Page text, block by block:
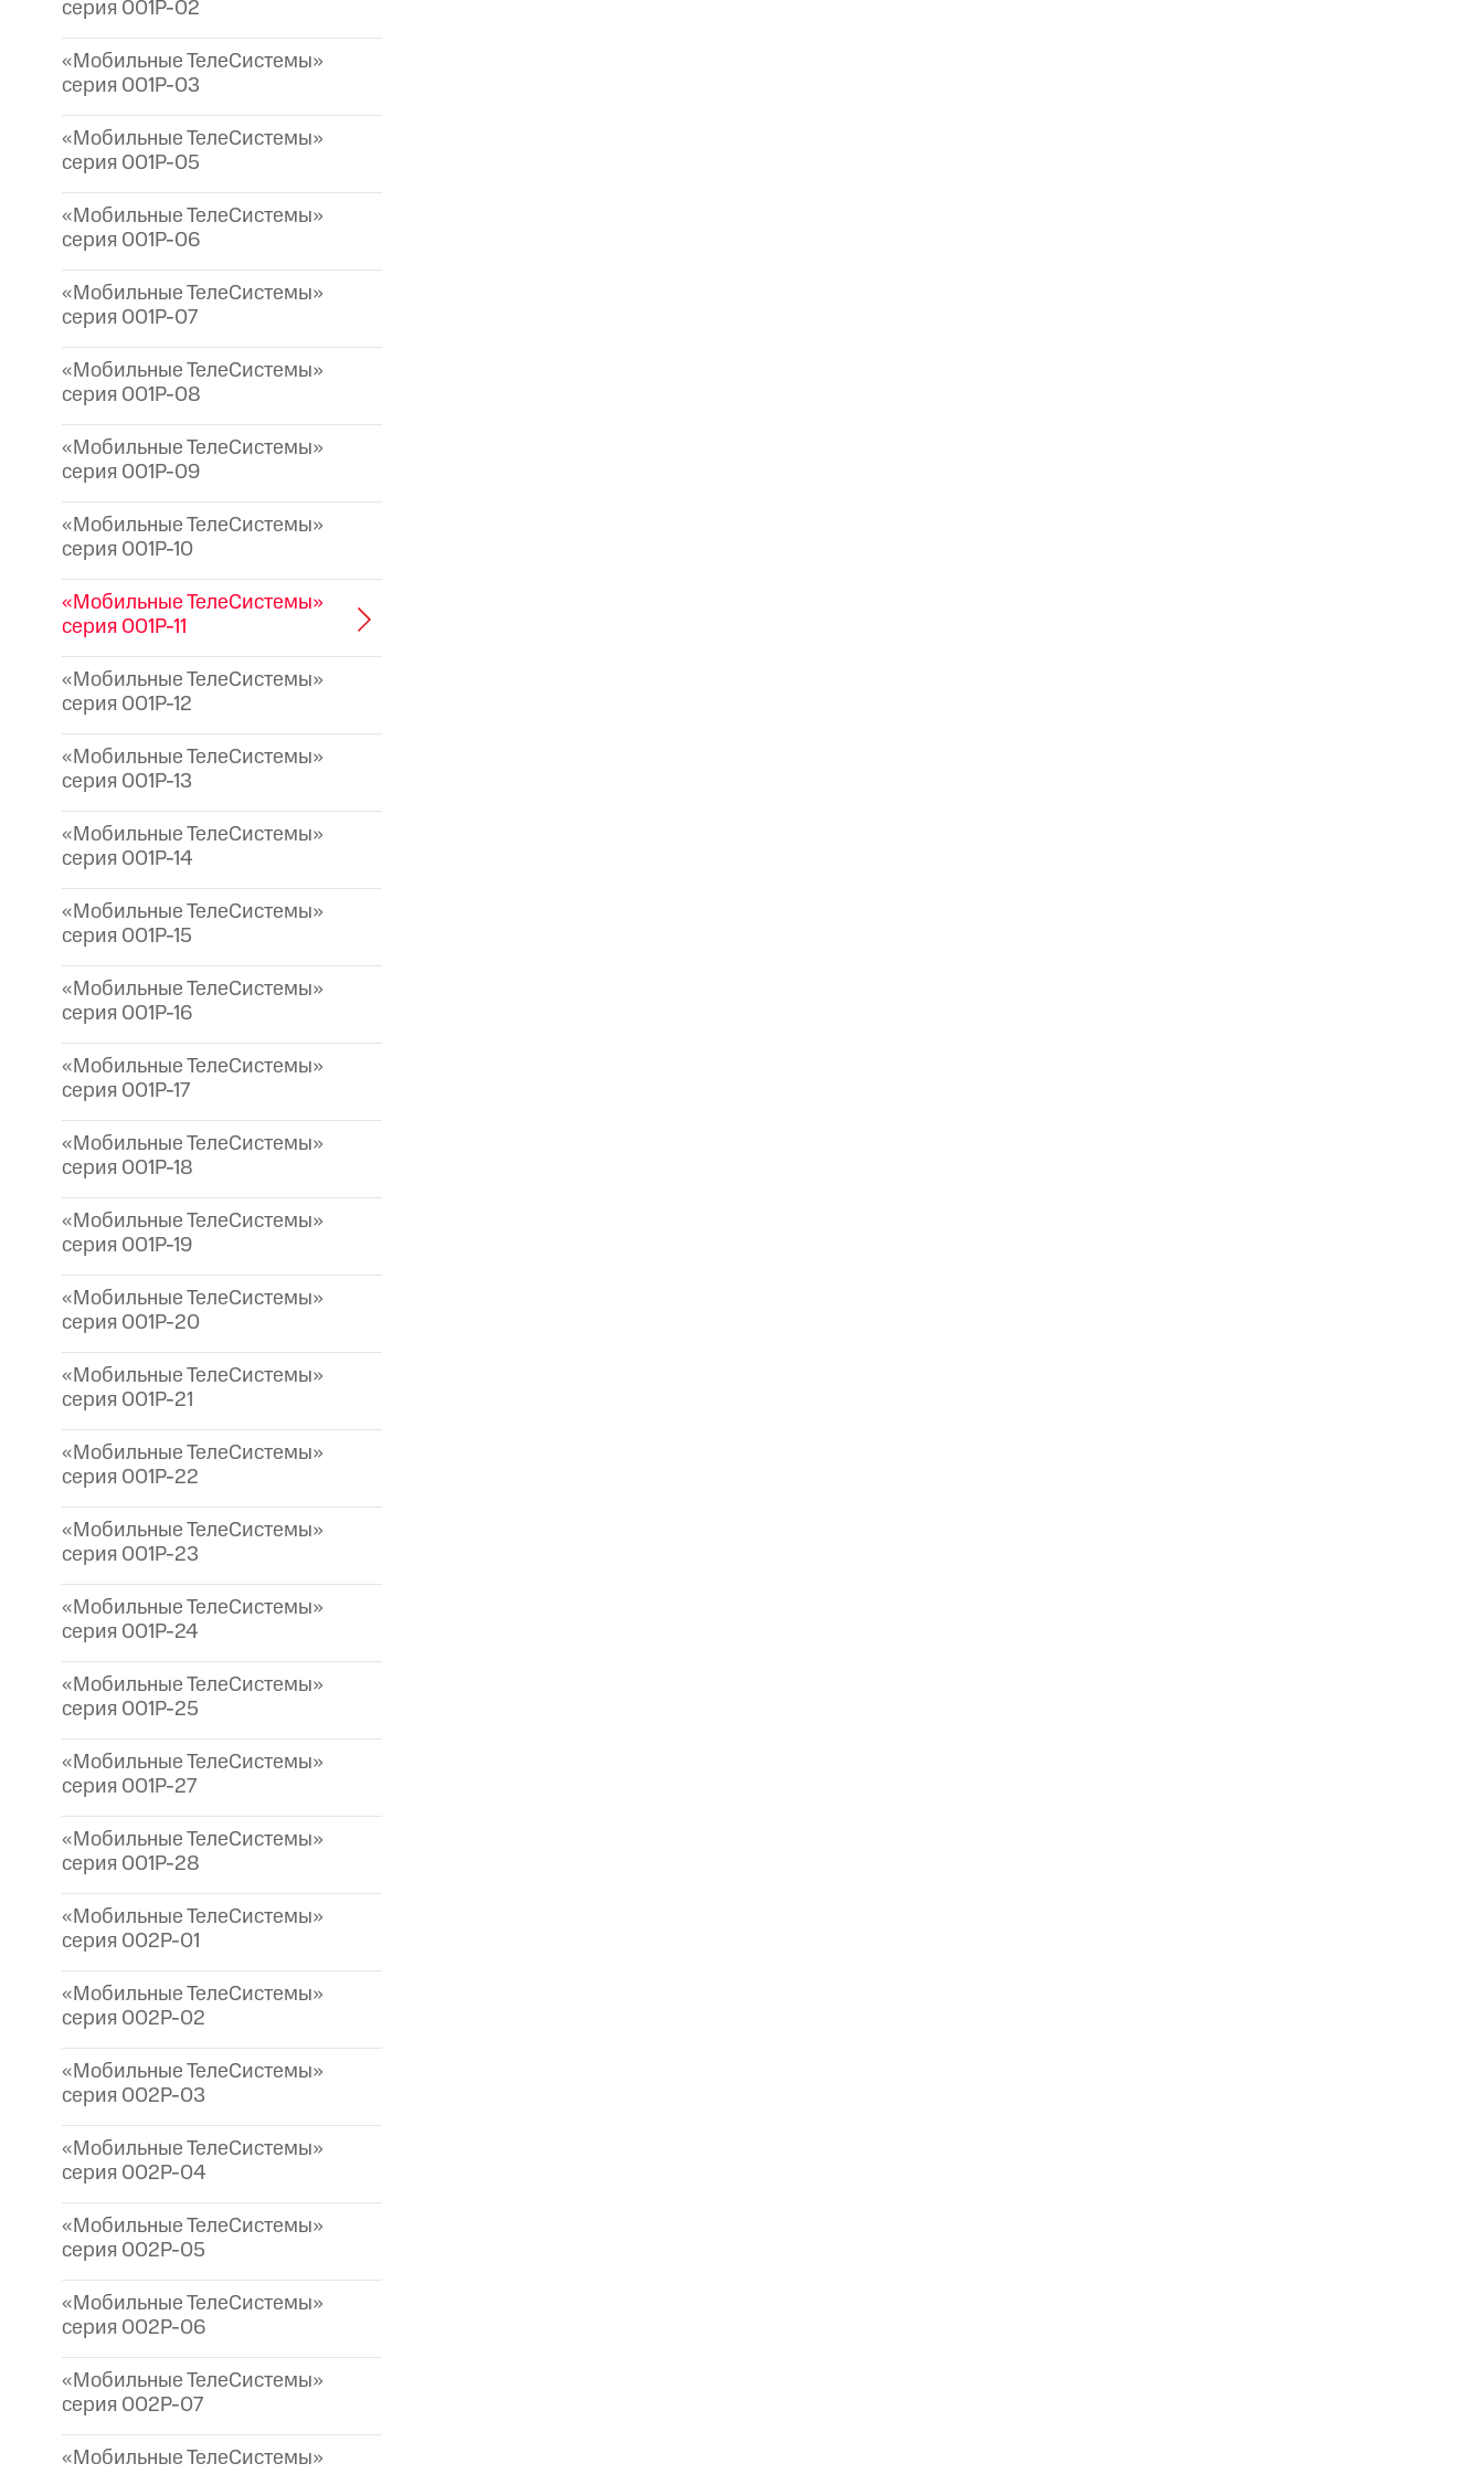
серия 001P-02
«Мобильные ТелеСистемы»
серия 001P-03
«Мобильные ТелеСистемы»
серия 001P-05
«Мобильные ТелеСистемы»
серия 001P-06
«Мобильные ТелеСистемы»
серия 001P-07
«Мобильные ТелеСистемы»
серия 001P-08
«Мобильные ТелеСистемы»
серия 001P-09
«Мобильные ТелеСистемы»
серия 001P-10
«Мобильные ТелеСистемы»
серия 001P-11
«Мобильные ТелеСистемы»
серия 001P-12
«Мобильные ТелеСистемы»
серия 001P-13
«Мобильные ТелеСистемы»
серия 001P-14
«Мобильные ТелеСистемы»
серия 001P-15
«Мобильные ТелеСистемы»
серия 001P-16
«Мобильные ТелеСистемы»
серия 001P-17
«Мобильные ТелеСистемы»
серия 001P-18
«Мобильные ТелеСистемы»
серия 001P-19
«Мобильные ТелеСистемы»
серия 001P-20
«Мобильные ТелеСистемы»
серия 001P-21
«Мобильные ТелеСистемы»
серия 001P-22
«Мобильные ТелеСистемы»
серия 001P-23
«Мобильные ТелеСистемы»
серия 001P-24
«Мобильные ТелеСистемы»
серия 001P-25
«Мобильные ТелеСистемы»
серия 001P-27
«Мобильные ТелеСистемы»
серия 001P-28
«Мобильные ТелеСистемы»
серия 002P-01
«Мобильные ТелеСистемы»
серия 002P-02
«Мобильные ТелеСистемы»
серия 002P-03
«Мобильные ТелеСистемы»
серия 002P-04
«Мобильные ТелеСистемы»
серия 002P-05
«Мобильные ТелеСистемы»
серия 002P-06
«Мобильные ТелеСистемы»
серия 002P-07
«Мобильные ТелеСистемы»